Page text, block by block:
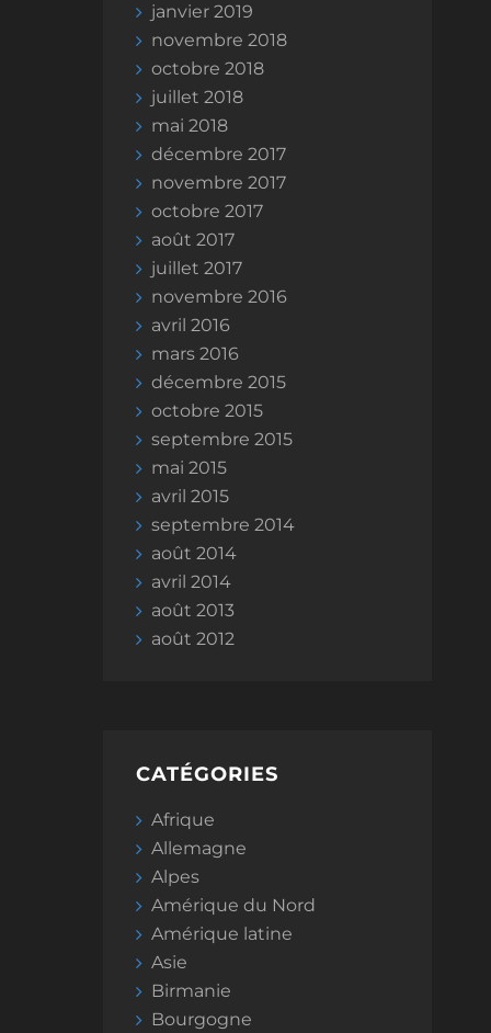
janvier 2019
novembre 2018
octobre 2018
juillet 2018
mai 2018
décembre 2017
novembre 2017
octobre 2017
août 2017
juillet 2017
novembre 2016
avril 2016
mars 2016
décembre 2015
octobre 2015
septembre 2015
mai 2015
avril 2015
septembre 2014
août 2014
avril 2014
août 2013
août 2012
CATÉGORIES
Afrique
Allemagne
Alpes
Amérique du Nord
Amérique latine
Asie
Birmanie
Bourgogne